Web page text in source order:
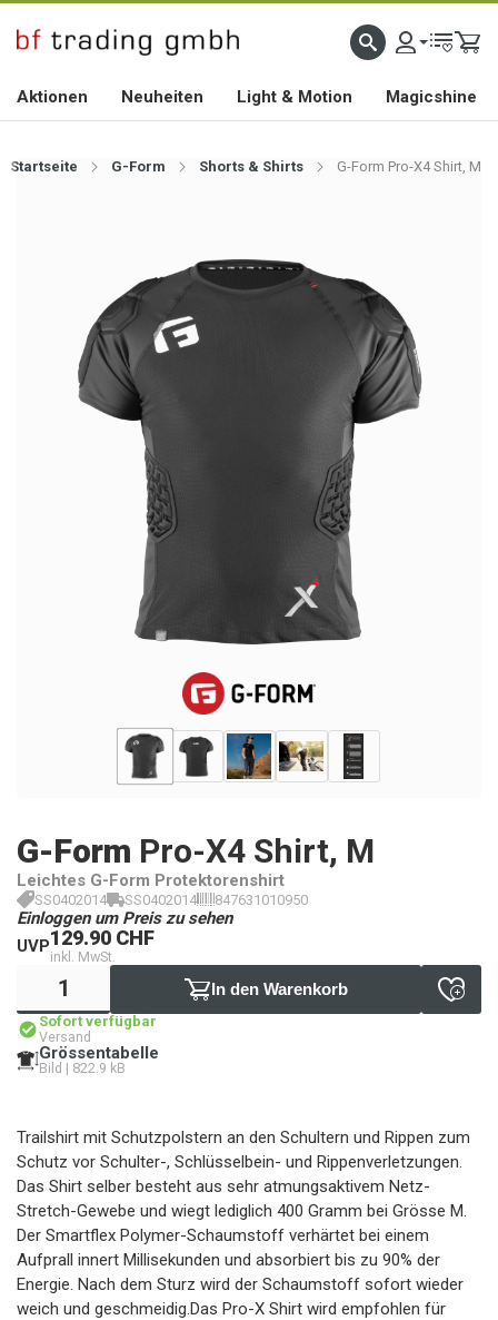
HOCHWERTIGES BIKEZUBEHÖR SEIT 2010
Aktionen Neuheiten Light & Motion Magicshine
Startseite G-Form Shorts & Shirts G-Form Pro-X4 Shirt, M
G-Form Pro-X4 Shirt, M
Leichtes G-Form Protektorenshirt
SS0402014 SS0402014 847631010950
Einloggen um Preis zu sehen
UVP129.90 CHF
inkl. MwSt.
In den Warenkorb
Sofort verfügbar
Versand
Grössentabelle
Bild | 822.9 kB
Trailshirt mit Schutzpolstern an den Schultern und Rippen zum
Schutz vor Schulter-, Schlüsselbein- und Rippenverletzungen.
Das Shirt selber besteht aus sehr atmungsaktivem Netz-
Stretch-Gewebe und wiegt lediglich 400 Gramm bei Grösse M.
Der Smartflex Polymer-Schaumstoff verhärtet bei einem
Aufprall innert Millisekunden und absorbiert bis zu 90% der
Energie. Nach dem Sturz wird der Schaumstoff sofort wieder
weich und geschmeidig.Das Pro-X Shirt wird empfohlen für